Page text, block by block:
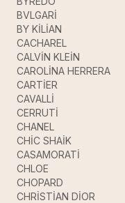
BVLGARİ
BY KİLİAN
CACHAREL
CALVİN KLEİN
CAROLİNA HERRERA
CARTİER
CAVALLİ
CERRUTİ
CHANEL
CHİC SHAİK
CASAMORATİ
CHLOE
CHOPARD
CHRİSTİAN DİOR